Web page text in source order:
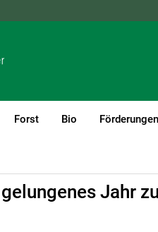
Forst Bio Förderungen
Jahr